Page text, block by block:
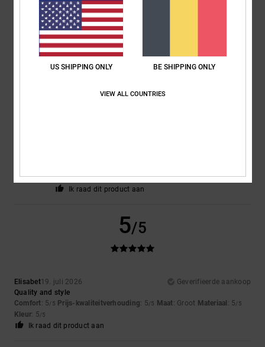
22. juli 2026
Nice trainers but sizing small
Comfort: 3/5 Prijs-kwaliteitverhouding
5
Materiaal: 5/5
Ik raad dit product aan
5/5
Elisabet19. juli 2026
Geverifieerde aankoop
Quality and style
Comfort: 5/5 Prijs-kwaliteitverhouding: 5/5 Maat: Groot Materiaal : 5/5
Kleur: 5/5
Ik raad dit product aan
US SHIPPING ONLY BE SHIPPING ONLY
VIEW ALL COUNTRIES